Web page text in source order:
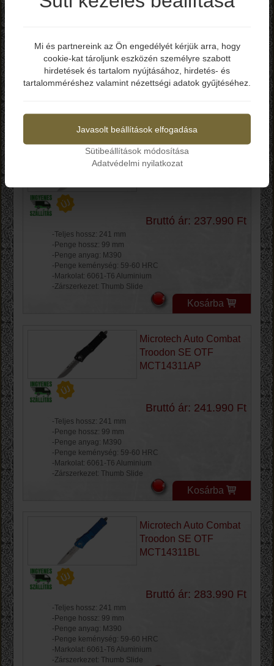
-Teljes hossz: 241 mm
-Penge hossz: 99 mm
-Penge anyag: M390
-Penge keménység: 59-60 HRC
Kosárba
Microtech Auto Combat
Troodon SE OTF
Bruttó ár: 237.990 Ft
-Teljes hossz: 241 mm
-Penge hossz: 99 mm
-Penge anyag: M390
-Penge keménység: 59-60 HRC
-Markolat: 6061-T6 Aluminium
-Zárszerkezet: Thumb Slide
Kosárba
Microtech Auto Combat
Troodon SE OTF
MCT14311AP
Bruttó ár: 241.990 Ft
-Teljes hossz: 241 mm
-Penge hossz: 99 mm
-Penge anyag: M390
-Penge keménység: 59-60 HRC
-Markolat: 6061-T6 Aluminium
-Zárszerkezet: Thumb Slide
Kosárba
Microtech Auto Combat
Troodon SE OTF
MCT14311BL
Bruttó ár: 283.990 Ft
-Teljes hossz: 241 mm
-Penge hossz: 99 mm
-Penge anyag: M390
-Penge keménység: 59-60 HRC
-Markolat: 6061-T6 Aluminium
-Zárszerkezet: Thumb Slide
Elmúltál már 18 éves?
Mi és partnereink az Ön engedélyét kérjük arra, hogy
cookie-kat tároljunk eszközén személyre szabott
hirdetések és tartalom nyújtásához, hirdetés- és
tartalomméréshez valamint nézettségi adatok gyűjtéséhez.
Javasolt beállítások elfogadása
Sütibeállítások módosítása
Adatvédelmi nyilatkozat